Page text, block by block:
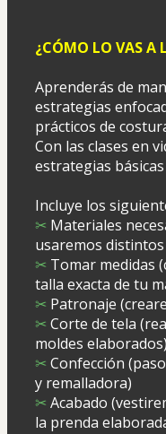
¿CÓMO LO VAS A
Aprenderás de
estrategias
prácticos de
Con las clases en
estrategias básicas
Incluye los
✂ Materiales
usaremos
✂ Tomar medidas
talla exacta de tu
✂ Patronaje
✂ Corte de tela
moldes elaborados)
✂ Confección
y remalladora)
✂ Acabado
la prenda